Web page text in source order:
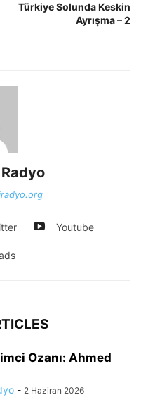
Türkiye Solunda Keskin
Ayrışma – 2
Youtube
Ozanı: Ahmed
- 2 Haziran 2026